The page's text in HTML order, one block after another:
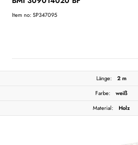
Item no: SP347095
Länge:
2 m
Farbe:
weiß
Material:
Holz